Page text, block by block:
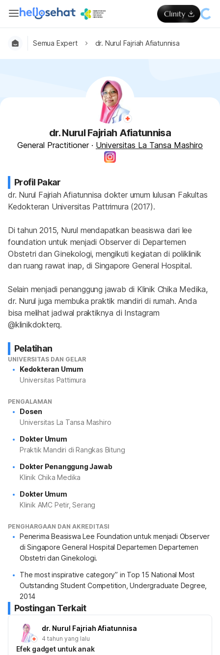
Semua Expert dr. Nurul Fajriah Afiatunnisa
dr. Nurul Fajriah Afiatunnisa
General Practitioner · Universitas La Tansa Mashiro
Profil Pakar
dr. Nurul Fajriah Afiatunnisa dokter umum lulusan Fakultas
Kedokteran Universitas Pattrimura (2017).
Di tahun 2015, Nurul mendapatkan beasiswa dari lee
foundation untuk menjadi Observer di Departemen
Obstetri dan Ginekologi, mengikuti kegiatan di poliklinik
dan ruang rawat inap, di Singapore General Hospital.
Selain menjadi penanggung jawab di Klinik Chika Medika,
dr. Nurul juga membuka praktik mandiri di rumah. Anda
bisa melihat jadwal praktiknya di Instagram
@klinikdokterq.
Pelatihan
UNIVERSITAS DAN GELAR
Kedokteran Umum
Universitas Pattimura
PENGALAMAN
Dosen
Universitas La Tansa Mashiro
Dokter Umum
Praktik Mandiri di Rangkas Bitung
Dokter Penanggung Jawab
Klinik Chika Medika
Dokter Umum
Klinik AMC Petir, Serang
PENGHARGAAN DAN AKREDITASI
Penerima Beasiswa Lee Foundation untuk menjadi Observer
di Singapore General Hospital Departemen Departemen
Obstetri dan Ginekologi.
The most inspirative category” in Top 15 National Most
Outstanding Student Competition, Undergraduate Degree,
2014
Postingan Terkait
dr. Nurul Fajriah Afiatunnisa
4 tahun yang lalu
Efek gadget untuk anak